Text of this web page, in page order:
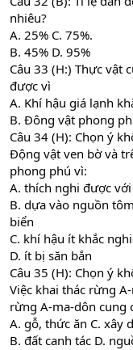
nhiêu?
A. 25% C. 75%.
B. 45% D. 95%
Câu 33 (H:) Thực vật
được vì
A. Khí hậu giá lạnh
B. Đông vật phong
Câu 34 (H): Chọn ý
Động vật ven bờ và
phong phú vì:
A. thích nghi được
B. dựa vào nguồn
biển
C. khí hậu ít khắc
D. ít bị săn bắn
Câu 35 (H): Chọn ý
Việc khai thác rừng
rừng A-ma-dôn cung
A. gỗ, thức ăn C. xây
B. đất canh tác D.